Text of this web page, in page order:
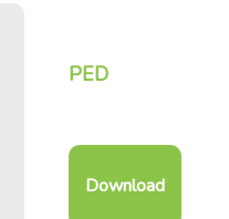
PED
Download